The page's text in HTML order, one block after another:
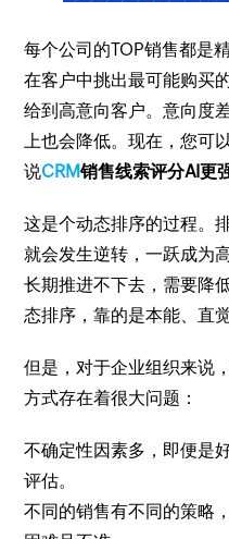
每个公司的TOP销售都是
在客户中挑出最可能购买
给到高意向客户。意向度
上也会降低。现在，您可
说CRM销售线索评分AI更
这是个动态排序的过程。
就会发生逆转，一跃成为
长期推进不下去，需要降
态排序，靠的是本能、直
但是，对于企业组织来说
方式存在着很大问题：
不确定性因素多，即便是
评估。
不同的销售有不同的策略